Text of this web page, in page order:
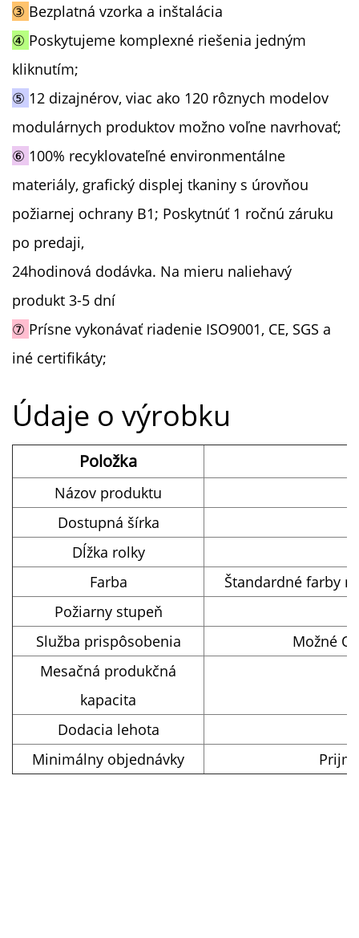
③ Bezplatná vzorka a inštalácia
④ Poskytujeme komplexné riešenia jedným
kliknutím;
⑤ 12 dizajnérov, viac ako 120 rôznych modelov
modulárnych produktov možno voľne navrhovať;
⑥ 100% recyklovateľné environmentálne
materiály, grafický displej tkaniny s úrovňou
požiarnej ochrany B1; Poskytnúť 1 ročnú záruku
po predaji,
24hodinová dodávka. Na mieru naliehavý
produkt 3-5 dní
⑦ Prísne vykonávať riadenie ISO9001, CE, SGS a
iné certifikáty;
Údaje o výrobku
Položka
Názov produktu
Dostupná šírka
Dĺžka rolky
Farba
Štandardné farby
Požiarny stupeň
Služba prispôsobenia
Možné
Mesačná produkčná
kapacita
Dodacia lehota
Minimálny objednávky